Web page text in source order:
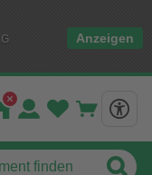
Anzeigen